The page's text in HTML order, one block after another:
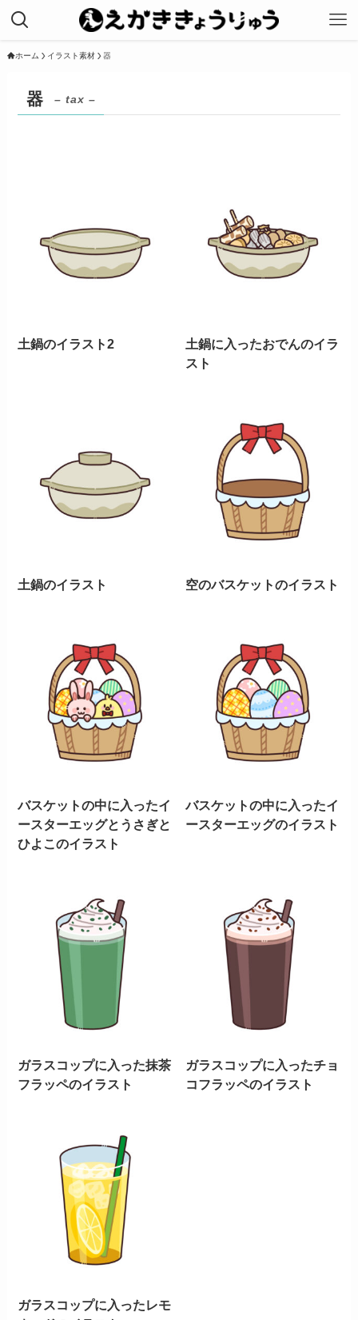
ホーム イラスト素材 器
器 – tax –
土鍋のイラスト2
土鍋に入ったおでんのイラ
スト
土鍋のイラスト 空のバスケットのイラスト
バスケットの中に入ったイ
ースターエッグとうさぎと
ひよこのイラスト
バスケットの中に入ったイ
ースターエッグのイラスト
ガラスコップに入った抹茶
フラッペのイラスト
ガラスコップに入ったチョ
コフラッペのイラスト
ガラスコップに入ったレモ